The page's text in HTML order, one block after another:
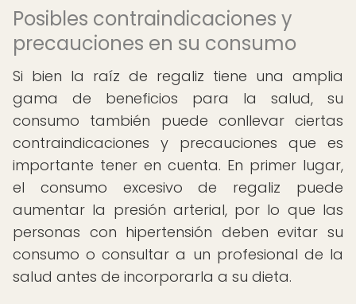
Posibles contraindicaciones y
precauciones en su consumo
Si bien la raíz de regaliz tiene una amplia
gama de beneficios para la salud, su
consumo también puede conllevar ciertas
contraindicaciones y precauciones que es
importante tener en cuenta. En primer lugar,
el consumo excesivo de regaliz puede
aumentar la presión arterial, por lo que las
personas con hipertensión deben evitar su
consumo o consultar a un profesional de la
salud antes de incorporarla a su dieta.